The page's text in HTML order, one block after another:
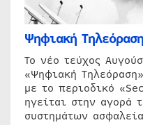
Ψηφιακή
Το νέο τεύχος
«Ψηφιακή
με το περιοδικό
ηγείται στην αγορά
συστημάτων